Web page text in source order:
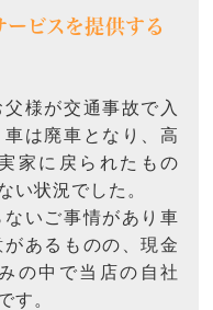
ビスを提供する
様が交通事故で入
は廃車となり、高
家に戻られたもの
い状況でした。
いご事情があり車
あるものの、現金
の中で当店の自社
す。